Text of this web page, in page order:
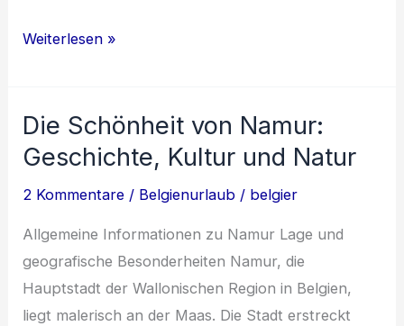
Entdecke
Erbe
von
Sehenswürdigkeiten,
Gastronomie
und
mehr
Weiterlesen »
Die Schönheit von Namur:
Geschichte, Kultur und Natur
2 Kommentare / Belgienurlaub / belgier
Allgemeine Informationen zu Namur Lage und
geografische Besonderheiten Namur, die
Hauptstadt der Wallonischen Region in Belgien,
liegt malerisch an der Maas. Die Stadt erstreckt